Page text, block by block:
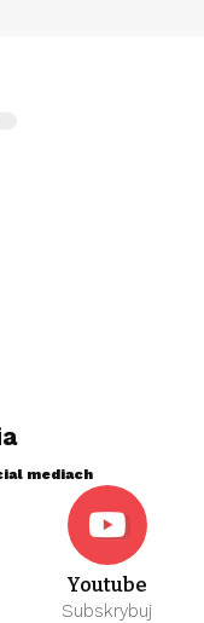
mediach
Youtube
Subskrybuj